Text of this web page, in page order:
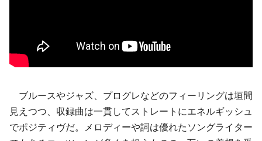
ブルースやジャズ、プログレなどのフィーリングは垣間
見えつつ、収録曲は一貫してストレートにエネルギッシュ
でポジティヴだ。メロディーや詞は優れたソングライター